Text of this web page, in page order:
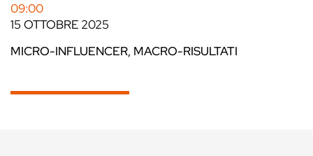
09:00
15 OTTOBRE 2025
MICRO-INFLUENCER, MACRO-RISULTATI